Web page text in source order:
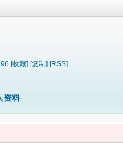
[收藏] [复制] [RSS]
资料